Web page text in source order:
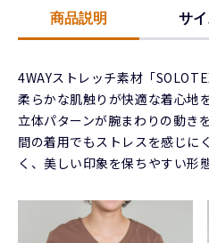
商品説明 サ
4WAYストレッチ素材「
柔らかな肌触りが快適な着心地
立体パターンが腕まわりの動き
間の着用でもストレスを感じに
く、美しい印象を保ちやすい形